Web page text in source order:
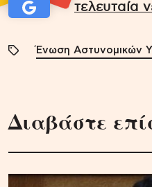
τελευταία
Ένωση Αστυνομικών
Διαβάστε